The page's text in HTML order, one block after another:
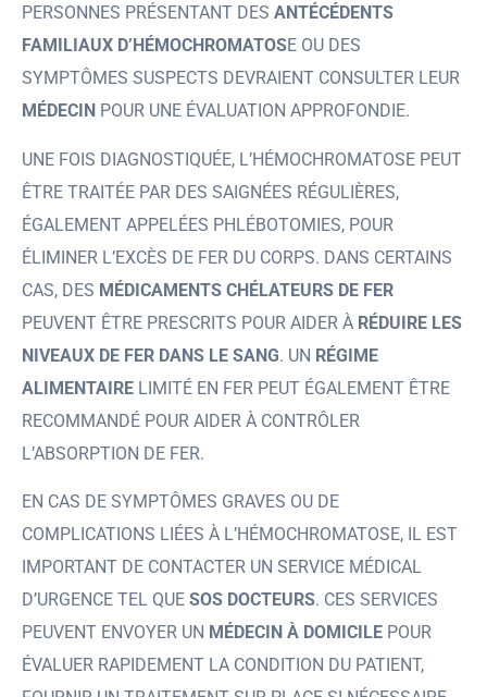
PERSONNES PRÉSENTANT DES ANTÉCÉDENTS
FAMILIAUX D’HÉMOCHROMATOSE OU DES
SYMPTÔMES SUSPECTS DEVRAIENT CONSULTER LEUR
MÉDECIN POUR UNE ÉVALUATION APPROFONDIE.
UNE FOIS DIAGNOSTIQUÉE, L’HÉMOCHROMATOSE PEUT
ÊTRE TRAITÉE PAR DES SAIGNÉES RÉGULIÈRES,
ÉGALEMENT APPELÉES PHLÉBOTOMIES, POUR
ÉLIMINER L’EXCÈS DE FER DU CORPS. DANS CERTAINS
CAS, DES MÉDICAMENTS CHÉLATEURS DE FER
PEUVENT ÊTRE PRESCRITS POUR AIDER À RÉDUIRE LES
NIVEAUX DE FER DANS LE SANG. UN RÉGIME
ALIMENTAIRE LIMITÉ EN FER PEUT ÉGALEMENT ÊTRE
RECOMMANDÉ POUR AIDER À CONTRÔLER
L’ABSORPTION DE FER.
EN CAS DE SYMPTÔMES GRAVES OU DE
COMPLICATIONS LIÉES À L’HÉMOCHROMATOSE, IL EST
IMPORTANT DE CONTACTER UN SERVICE MÉDICAL
D’URGENCE TEL QUE SOS DOCTEURS. CES SERVICES
PEUVENT ENVOYER UN MÉDECIN À DOMICILE POUR
ÉVALUER RAPIDEMENT LA CONDITION DU PATIENT,